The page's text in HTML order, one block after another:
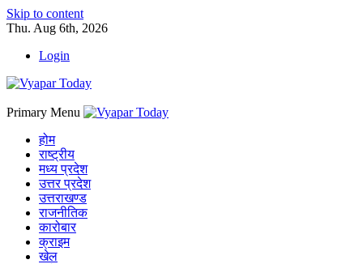
Skip to content
Thu. Aug 6th, 2026
Login
Primary Menu
होम
राष्ट्रीय
मध्य प्रदेश
उत्तर प्रदेश
उत्तराखण्ड
राजनीतिक
कारोबार
क्राइम
खेल